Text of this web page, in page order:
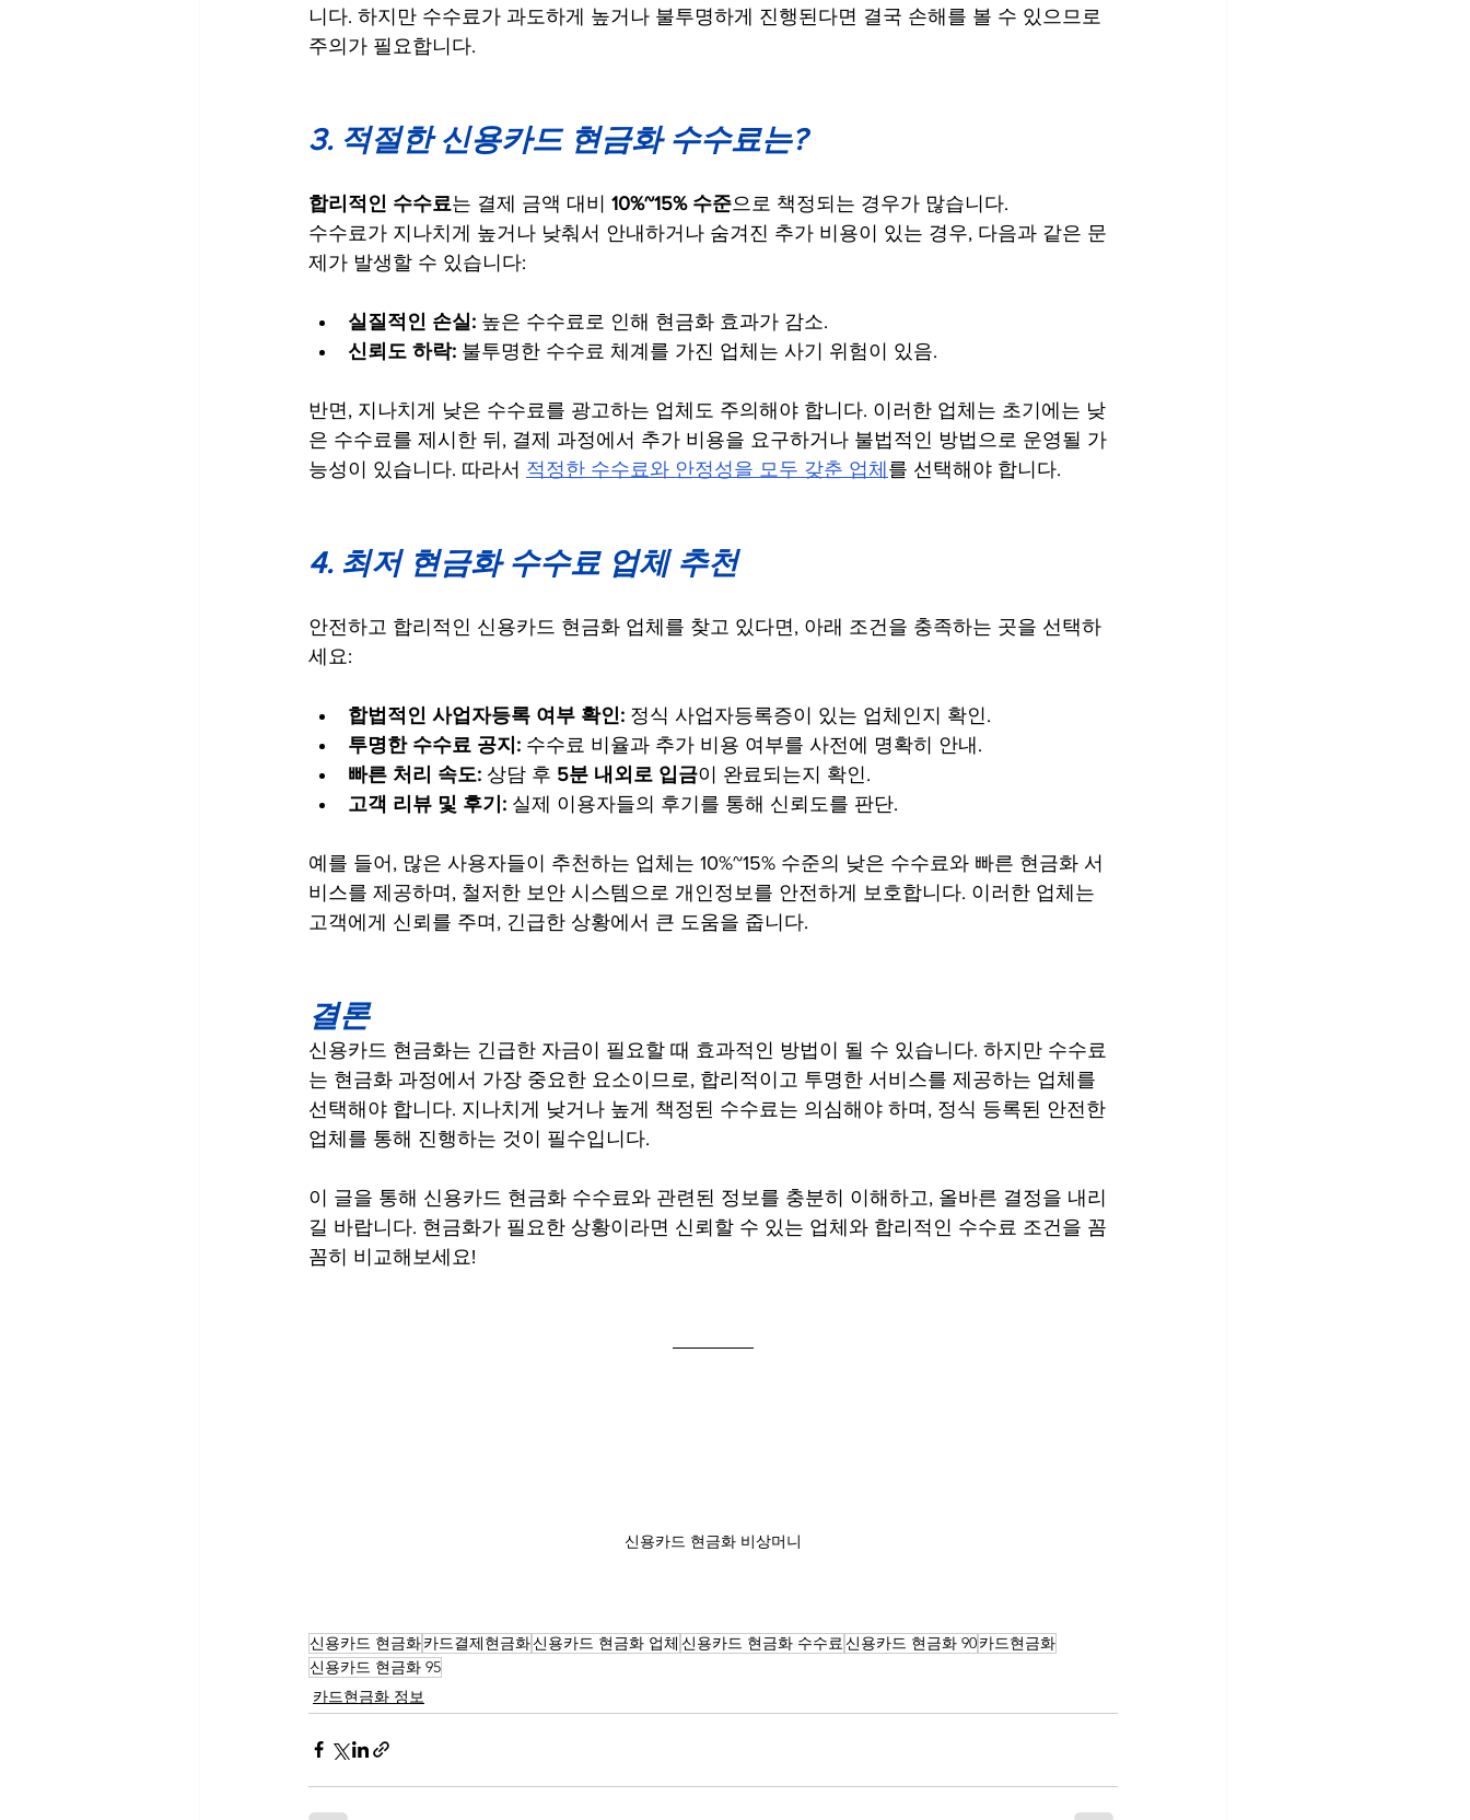
니다. 하지만 수수료가 과도하게 높거나 불투명하게 진행된다면 결국 손해를 볼 수 있으므로
주의가 필요합니다.
3. 적절한 신용카드 현금화 수수료는?
합리적인 수수료는 결제 금액 대비 10%~15% 수준으로 책정되는 경우가 많습니다.
수수료가 지나치게 높거나 낮춰서 안내하거나 숨겨진 추가 비용이 있는 경우, 다음과 같은 문
제가 발생할 수 있습니다:
실질적인 손실: 높은 수수료로 인해 현금화 효과가 감소.
신뢰도 하락: 불투명한 수수료 체계를 가진 업체는 사기 위험이 있음.
반면, 지나치게 낮은 수수료를 광고하는 업체도 주의해야 합니다. 이러한 업체는 초기에는 낮
은 수수료를 제시한 뒤, 결제 과정에서 추가 비용을 요구하거나 불법적인 방법으로 운영될 가
능성이 있습니다. 따라서 적정한 수수료와 안정성을 모두 갖춘 업체 를 선택해야 합니다.
4. 최저 현금화 수수료 업체 추천
안전하고 합리적인 신용카드 현금화 업체를 찾고 있다면, 아래 조건을 충족하는 곳을 선택하
세요:
합법적인 사업자등록 여부 확인: 정식 사업자등록증이 있는 업체인지 확인.
투명한 수수료 공지: 수수료 비율과 추가 비용 여부를 사전에 명확히 안내.
빠른 처리 속도: 상담 후 5분 내외로 입금이 완료되는지 확인.
고객 리뷰 및 후기: 실제 이용자들의 후기를 통해 신뢰도를 판단.
예를 들어, 많은 사용자들이 추천하는 업체는 10%~15% 수준의 낮은 수수료와 빠른 현금화 서
비스를 제공하며, 철저한 보안 시스템으로 개인정보를 안전하게 보호합니다. 이러한 업체는
고객에게 신뢰를 주며, 긴급한 상황에서 큰 도움을 줍니다.
결론
신용카드 현금화는 긴급한 자금이 필요할 때 효과적인 방법이 될 수 있습니다. 하지만 수수료
는 현금화 과정에서 가장 중요한 요소이므로, 합리적이고 투명한 서비스를 제공하는 업체를
선택해야 합니다. 지나치게 낮거나 높게 책정된 수수료는 의심해야 하며, 정식 등록된 안전한
업체를 통해 진행하는 것이 필수입니다.
이 글을 통해 신용카드 현금화 수수료와 관련된 정보를 충분히 이해하고, 올바른 결정을 내리
길 바랍니다. 현금화가 필요한 상황이라면 신뢰할 수 있는 업체와 합리적인 수수료 조건을 꼼
꼼히 비교해보세요!
신용카드 현금화 비상머니
신용카드 현금화카드결제현금화신용카드 현금화 업체 신용카드 현금화 수수료 신용카드 현금화 90카드현금화
신용카드 현금화 95
카드현금화 정보